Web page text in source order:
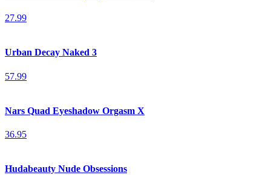
27.99
Urban Decay Naked 3
57.99
Nars Quad Eyeshadow Orgasm X
36.95
Hudabeauty Nude Obsessions